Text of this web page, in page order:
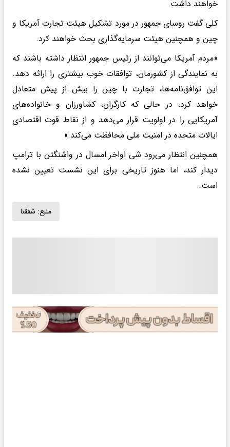
خواهند داشت.
کلی گفت روسای جمهور در مورد تشکیل هیئت تجارت آمریکا و
چین و همچنین هیئت سرمایه‌گذاری بحث خواهند کرد.
«مردم آمریکا می‌توانند از رئیس جمهور انتظار داشته باشند که
به نمایندگی از کشورمان، توافقات خوب بیشتری را ارائه دهد.
این توافق‌نامه‌ها، تجارت با چین را بیش از پیش متعادل
خواهد کرد، در حالی که کارگران، کشاورزان و خانواده‌های
آمریکایی را در اولویت قرار می‌دهد و از نقاط قوت اقتصادی
ایالات متحده در امنیت ملی محافظت می‌کند.»
همچنین انتظار می‌رود شی اواخر امسال در واشنگتن با ترامپ
دیدار کند، اما هنوز تاریخی برای این نشست تعیین نشده
است.
منبع: شفقنا